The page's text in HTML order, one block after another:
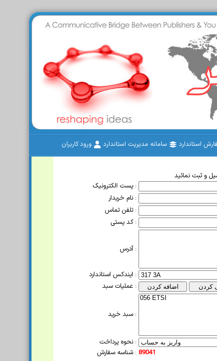
استاندارد سامانه مدیریت استاندارد ورود کاربران
و ثبت نمائید
پست الکترونیک :
نام خریدار :
تلفن تماس :
کد پستی :
آدرس :
ایندکس استاندارد :
عملیات سبد :
سبد خرید :
نحوه پرداخت :
شناسه سفارش : 89041